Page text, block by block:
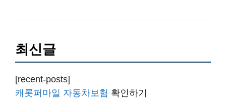
최신글
[recent-posts]
캐롯퍼마일 자동차보험 확인하기